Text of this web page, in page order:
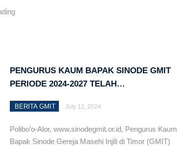
PENGURUS KAUM BAPAK SINODE GMIT
PERIODE 2024-2027 TELAH…
BERITA GMIT July 12, 2024
Polibo’o-Alor, www.sinodegmit.or.id, Pengurus Kaum
Bapak Sinode Gereja Masehi Injili di Timor (GMIT)